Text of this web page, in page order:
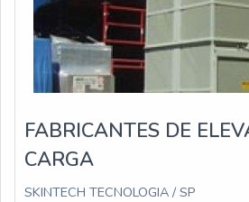
FABRICANTES DE
CARGA
SKINTECH TECNOLOGIA / SP